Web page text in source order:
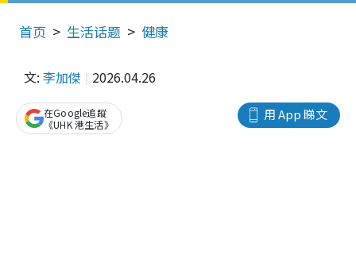
首页 生活话题 健康
文: 李加傑 2026.04.26
用 App 睇文
在Google追蹤
《UHK 港生活》